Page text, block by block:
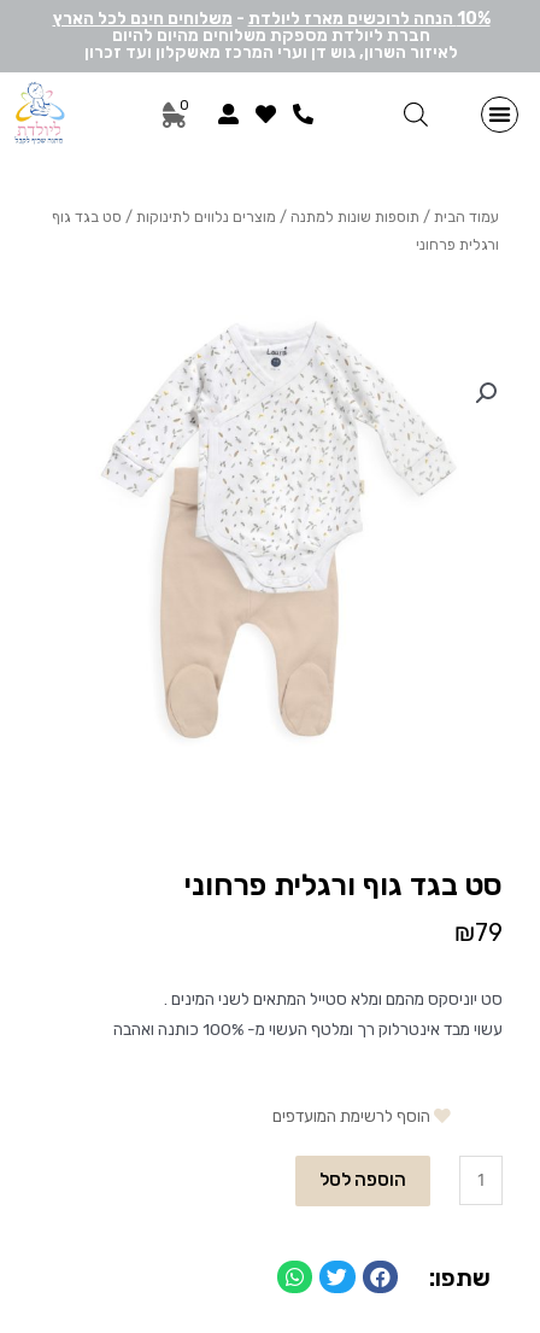
10% הנחה לרוכשים מארז ליולדת - משלוחים חינם לכל הארץ
חברת ליולדת מספקת משלוחים מהיום להיום
לאיזור השרון, גוש דן וערי המרכז מאשקלון ועד זכרון
0
עמוד הבית / תוספות שונות למתנה / מוצרים נלווים לתינוקות / סט בגד גוף
ורגלית פרחוני
סט בגד גוף ורגלית פרחוני
₪79
סט יוניסקס מהמם ומלא סטייל המתאים לשני המינים .
עשוי מבד אינטרלוק רך ומלטף העשוי מ- 100% כותנה ואהבה
הוסף לרשימת המועדפים
הוספה לסל
שתפו: